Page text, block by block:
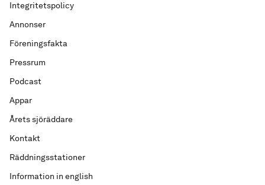
Integritetspolicy
Annonser
Föreningsfakta
Pressrum
Podcast
Appar
Årets sjöräddare
Kontakt
Räddningsstationer
Information in english